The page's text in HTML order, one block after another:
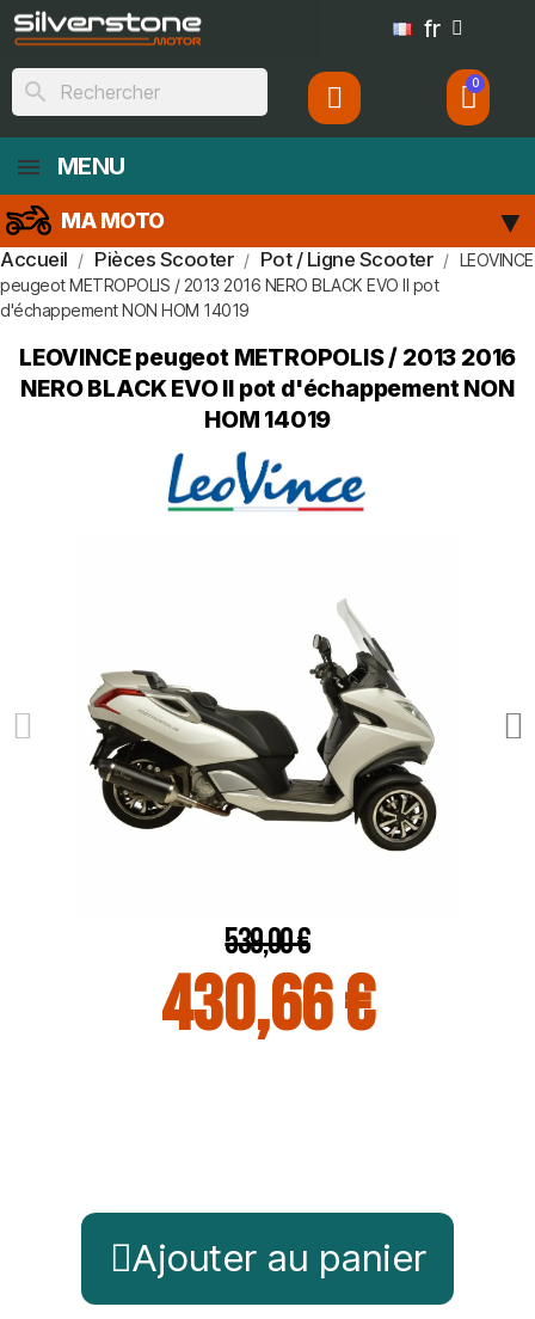
fr
search
MENU
MA MOTO
Accueil Pièces Scooter Pot / Ligne Scooter
LEOVINCE
peugeot METROPOLIS / 2013 2016 NERO BLACK EVO II pot
d'échappement NON HOM 14019
LEOVINCE peugeot METROPOLIS / 2013 2016
NERO BLACK EVO II pot d'échappement NON
HOM 14019
539,00 €
430,66 €
Ajouter au panier